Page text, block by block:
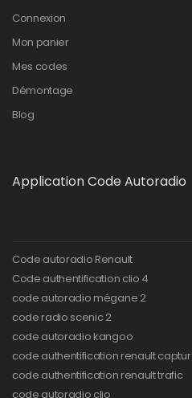
Connexion
Mon panier
Mes codes
Démontage
Blog
Application Code Autoradio
Code autoradio Renault
Code authentification clio 4
code autoradio mégane 2
code radio scenic 2
code autoradio kangoo
code authentification renault captur
code authentification renault trafic
code autoradio clio